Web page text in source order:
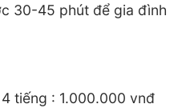
30-45 phút để gia đình
tiếng : 1.000.000 vnđ